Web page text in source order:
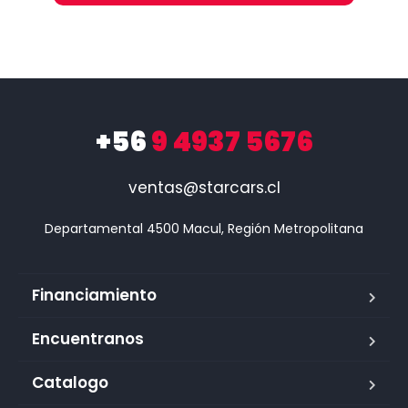
+569 4937 5676
ventas@starcars.cl
Financiamiento
Encuentranos
Catalogo